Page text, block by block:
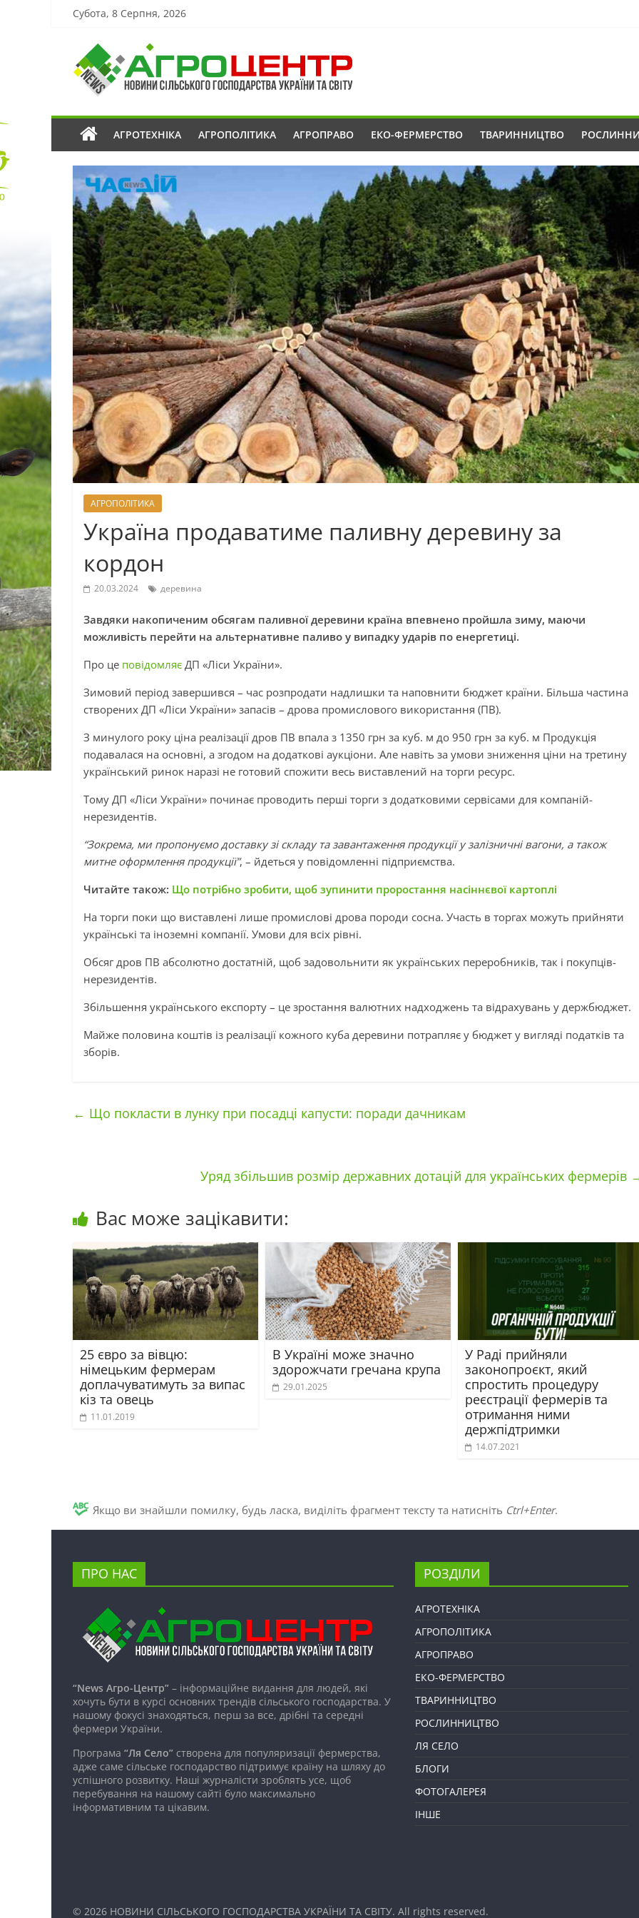
Субота, 8 Серпня, 2026
АГРОТЕХНІКА АГРОПОЛІТИКА АГРОПРАВО ЕКО-ФЕРМЕРСТВО ТВАРИННИЦТВО
АГРОПОЛІТИКА
Україна продаватиме паливну деревину за
кордон
20.03.2024 деревина
Завдяки накопиченим обсягам паливної деревини країна впевнено пройшла зиму, маючи
можливість перейти на альтернативне паливо у випадку ударів по енергетиці.
Про це повідомляє ДП «Ліси України».
Зимовий період завершився – час розпродати надлишки та наповнити бюджет країни. Більша частина
створених ДП «Ліси України» запасів – дрова промислового використання (ПВ).
З минулого року ціна реалізації дров ПВ впала з 1350 грн за куб. м до 950 грн за куб. м Продукція
подавалася на основні, а згодом на додаткові аукціони. Але навіть за умови зниження ціни на третину
український ринок наразі не готовий спожити весь виставлений на торги ресурс.
Тому ДП «Ліси України» починає проводить перші торги з додатковими сервісами для компаній-
нерезидентів.
“Зокрема, ми пропонуємо доставку зі складу та завантаження продукції у залізничні вагони, а також
митне оформлення продукції”, – йдеться у повідомленні підприємства.
Читайте також: Що потрібно зробити, щоб зупинити проростання насіннєвої картоплі
На торги поки що виставлені лише промислові дрова породи сосна. Участь в торгах можуть прийняти
українські та іноземні компанії. Умови для всіх рівні.
Обсяг дров ПВ абсолютно достатній, щоб задовольнити як українських переробників, так і покупців-
нерезидентів.
Збільшення українського експорту – це зростання валютних надходжень та відрахувань у держбюджет.
Майже половина коштів із реалізації кожного куба деревини потрапляє у бюджет у вигляді податків та
зборів.
← Що покласти в лунку при посадці капусти: поради дачникам
Уряд збільшив розмір державних дотацій для українських фермерів
Вас може зацікавити:
25 євро за вівцю:
німецьким фермерам
доплачуватимуть за випас
кіз та овець
11.01.2019
В Україні може значно
здорожчати гречана крупа
29.01.2025
У Раді прийняли
законопроєкт, який
спростить процедуру
реєстрації фермерів та
отримання ними
держпідтримки
14.07.2021
Якщо ви знайшли помилку, будь ласка, виділіть фрагмент тексту та натисніть Ctrl+Enter.
ПРО НАС
“News Агро-Центр” – інформаційне видання для людей, які
хочуть бути в курсі основних трендів сільського господарства. У
нашому фокусі знаходяться, перш за все, дрібні та середні
фермери України.
Програма “Ля Село” створена для популяризації фермерства,
адже саме сільське господарство підтримує країну на шляху до
успішного розвитку. Наші журналісти зроблять усе, щоб
перебування на нашому сайті було максимально
інформативним та цікавим.
РОЗДІЛИ
АГРОТЕХНІКА
АГРОПОЛІТИКА
АГРОПРАВО
ЕКО-ФЕРМЕРСТВО
ТВАРИННИЦТВО
РОСЛИННИЦТВО
ЛЯ СЕЛО
БЛОГИ
ФОТОГАЛЕРЕЯ
ІНШЕ
© 2026 НОВИНИ СІЛЬСЬКОГО ГОСПОДАРСТВА УКРАЇНИ ТА СВІТУ. All rights reserved.